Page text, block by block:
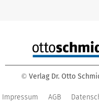
© Verlag Dr. Otto
Impressum AGB